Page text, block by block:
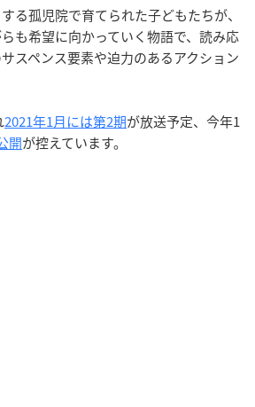
る孤児院で育てられた子どもたちが、
も希望に向かっていく物語で、読み応
スペンス要素や迫力のあるアクション
2021年1月には第2期が放送予定、今年1
開が控えています。